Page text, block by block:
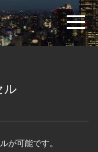
ル
が可能です。